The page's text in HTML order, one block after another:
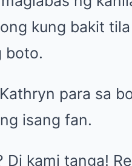
kung bakit
boto.
para sa
isang fan.
kami tanga!